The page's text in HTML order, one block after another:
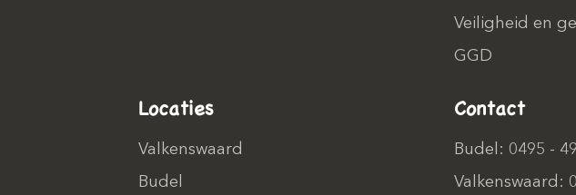
Veiligheid en
GGD
Locaties
Valkenswaard
Budel
Contact
Budel: 0495 -
Valkenswaard: